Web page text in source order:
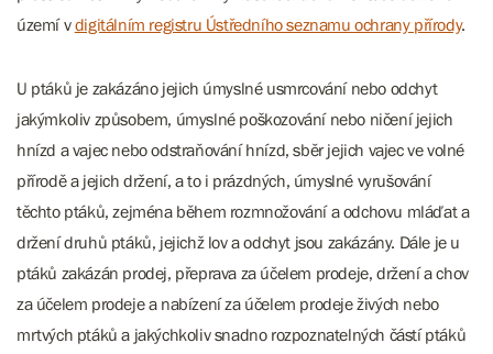
území vdigitálním registru Ústředního seznamu ochrany přírody.
U ptáků je zakázáno jejich úmyslné usmrcování nebo odchyt
jakýmkoliv způsobem, úmyslné poškozování nebo ničení jejich
hnízd a vajec nebo odstraňování hnízd, sběr jejich vajec ve volné
přírodě a jejich držení, a to i prázdných, úmyslné vyrušování
těchto ptáků, zejména během rozmnožování a odchovu mláďat a
držení druhů ptáků, jejichž lov a odchyt jsou zakázány. Dále je u
ptáků zakázán prodej, přeprava za účelem prodeje, držení a chov
za účelem prodeje a nabízení za účelem prodeje živých nebo
mrtvých ptáků a jakýchkoliv snadno rozpoznatelných částí ptáků